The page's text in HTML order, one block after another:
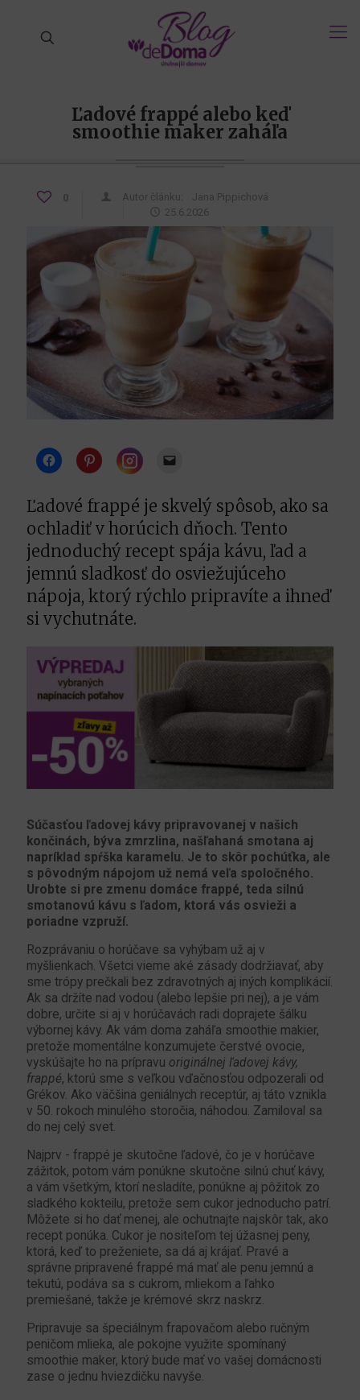
Ľadové frappé alebo keď
smoothie maker zaháľa
0 Autor článku:
Jana Pippichová
25.6.2026
Instagram
Ľadové frappé je skvelý spôsob, ako sa
ochladiť v horúcich dňoch. Tento
jednoduchý recept spája kávu, ľad a
jemnú sladkosť do osviežujúceho
nápoja, ktorý rýchlo pripravíte a ihneď
si vychutnáte.
Súčasťou ľadovej kávy pripravovanej v našich
končinách, býva zmrzlina, našľahaná smotana aj
napríklad spŕška karamelu. Je to skôr pochúťka, ale
s pôvodným nápojom už nemá veľa spoločného.
Urobte si pre zmenu domáce frappé, teda silnú
smotanovú kávu s ľadom, ktorá vás osvieži a
poriadne vzpruží.
Rozprávaniu o horúčave sa vyhýbam už aj v
myšlienkach. Všetci vieme aké zásady dodržiavať, aby
sme trópy prečkali bez zdravotných aj iných komplikácií.
Ak sa držíte nad vodou (alebo lepšie pri nej), a je vám
dobre, určite si aj v horúčavách radi doprajete šálku
výbornej kávy. Ak vám doma zaháľa smoothie makier,
pretože momentálne konzumujete čerstvé ovocie,
vyskúšajte ho na prípravu originálnej ľadovej kávy,
frappé, ktorú sme s veľkou vďačnosťou odpozerali od
Grékov. Ako väčšina geniálnych receptúr, aj táto vznikla
v 50. rokoch minulého storočia, náhodou. Zamiloval sa
do nej celý svet.
Najprv - frappé je skutočne ľadové, čo je v horúčave
zážitok, potom vám ponúkne skutočne silnú chuť kávy,
a vám všetkým, ktorí nesladíte, ponúkne aj pôžitok zo
sladkého kokteilu, pretože sem cukor jednoducho patrí.
Môžete si ho dať menej, ale ochutnajte najskôr tak, ako
recept ponúka. Cukor je nositeľom tej úžasnej peny,
ktorá, keď to preženiete, sa dá aj krájať. Pravé a
správne pripravené frappé má mať ale penu jemnú a
tekutú, podáva sa s cukrom, mliekom a ľahko
premiešané, takže je krémové skrz naskrz.
Pripravuje sa špeciálnym frapovačom alebo ručným
peničom mlieka, ale pokojne využite spomínaný
smoothie maker, ktorý bude mať vo vašej domácnosti
zase o jednu hviezdičku navyše.